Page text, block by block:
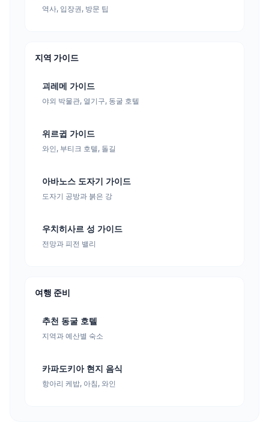
역사, 입장권, 방문 팁
지역 가이드
괴레메 가이드
야외 박물관, 열기구, 동굴 호텔
위르귑 가이드
와인, 부티크 호텔, 돌길
아바노스 도자기 가이드
도자기 공방과 붉은 강
우치히사르 성 가이드
전망과 피전 밸리
여행 준비
추천 동굴 호텔
지역과 예산별 숙소
카파도키아 현지 음식
항아리 케밥, 아침, 와인